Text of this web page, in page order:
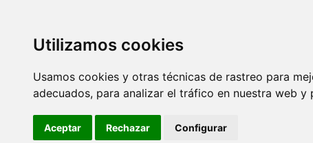
Utilizamos cookies
Usamos cookies y otras técnicas de rastreo para
adecuados, para analizar el tráfico en nuestra web
Aceptar Rechazar Configurar
Reivindicaciones
Desde el año 1997, SAE ha estado